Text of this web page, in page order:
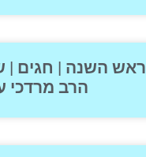
ראש השנה | חגים |
הרב מרדכי